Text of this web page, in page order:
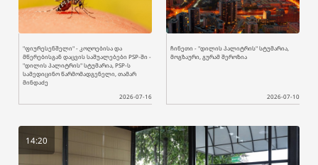
"ფიურესენშელი" - კოღოებისა და
მწერებისგან დაცვის საშუალებები PSP-ში -
"დილის პალიტრის" სტუმარია, PSP-ს
სამედიცინო წარმომადგენელი, თამარ
მინდაძე
2026-07-16
ჩინეთი - "დილის პალიტრის" სტუმარია,
მოგზაური, გურამ შეროზია
2026-07-10
14:20